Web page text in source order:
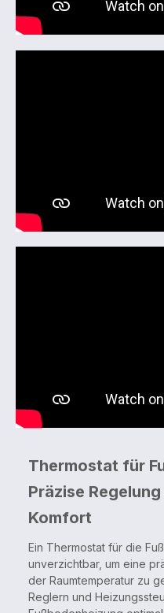
Thermostat für
Präzise
Komfort
Ein Thermostat für die
unverzichtbar, um eine
der Raumtemperatur zu
Reglern und